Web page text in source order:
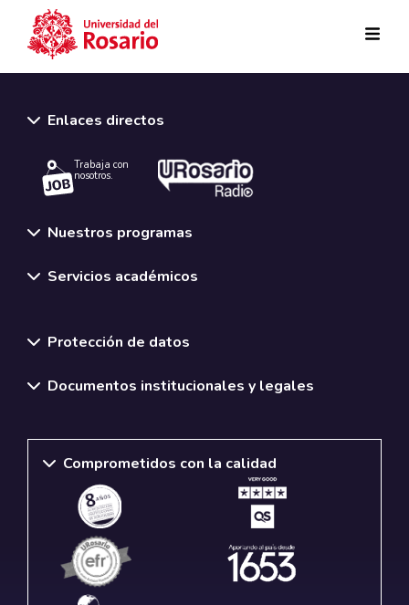
Enlaces directos
Trabaja con
nosotros.
Nuestros programas
Servicios académicos
Protección de datos
Documentos institucionales y legales
Comprometidos con la calidad